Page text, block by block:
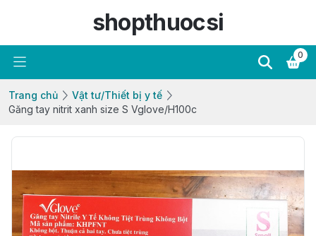
shopthuocsi
0
Trang chủ
Vật tư/Thiết bị y tế
Găng tay nitrit xanh size S Vglove/H100c